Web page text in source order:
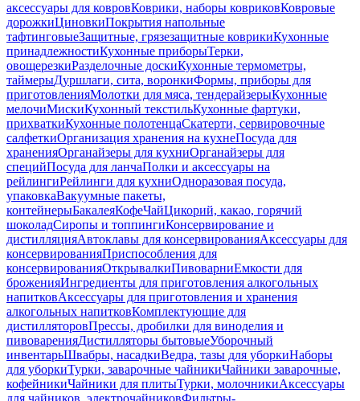
аксессуары для ковровКоврики, наборы ковриковКовровые
дорожкиЦиновкиПокрытия напольные
тафтинговыеЗащитные, грязезащитные коврикиКухонные
принадлежностиКухонные приборыТерки,
овощерезкиРазделочные доскиКухонные термометры,
таймерыДуршлаги, сита, воронкиФормы, приборы для
приготовленияМолотки для мяса, тендерайзерыКухонные
мелочиМискиКухонный текстильКухонные фартуки,
прихваткиКухонные полотенцаСкатерти, сервировочные
салфеткиОрганизация хранения на кухнеПосуда для
храненияОрганайзеры для кухниОрганайзеры для
специйПосуда для ланчаПолки и аксессуары на
рейлингиРейлинги для кухниОдноразовая посуда,
упаковкаВакуумные пакеты,
контейнерыБакалеяКофеЧайЦикорий, какао, горячий
шоколадСиропы и топпингиКонсервирование и
дистилляцияАвтоклавы для консервированияАксессуары для
консервированияПриспособления для
консервированияОткрывалкиПивоварниЕмкости для
броженияИнгредиенты для приготовления алкогольных
напитковАксессуары для приготовления и хранения
алкогольных напитковКомплектующие для
дистилляторовПрессы, дробилки для виноделия и
пивоваренияДистилляторы бытовыеУборочный
инвентарьШвабры, насадкиВедра, тазы для уборкиНаборы
для уборкиТурки, заварочные чайникиЧайники заварочные,
кофейникиЧайники для плитыТурки, молочникиАксессуары
для чайников, электрочайниковФильтры-